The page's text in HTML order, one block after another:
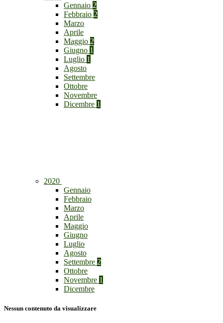
Gennaio 2
Febbraio 2
Marzo
Aprile
Maggio 2
Giugno 1
Luglio 1
Agosto
Settembre
Ottobre
Novembre
Dicembre 1
2020
Gennaio
Febbraio
Marzo
Aprile
Maggio
Giugno
Luglio
Agosto
Settembre 2
Ottobre
Novembre 1
Dicembre
Nessun contenuto da visualizzare